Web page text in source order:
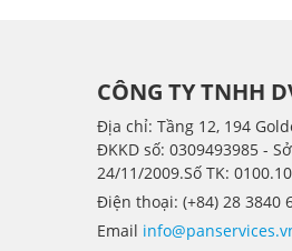
CÔNG TY TNHH
Địa chỉ: Tầng 12, 194
ÐKKD số: 0309493985 -
24/11/2009.Số TK:
Điện thoại: (+84) 28 3840
Email